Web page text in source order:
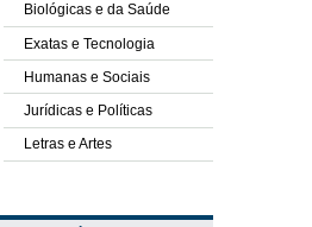
Biológicas e da Saúde
Exatas e Tecnologia
Humanas e Sociais
Jurídicas e Políticas
Letras e Artes